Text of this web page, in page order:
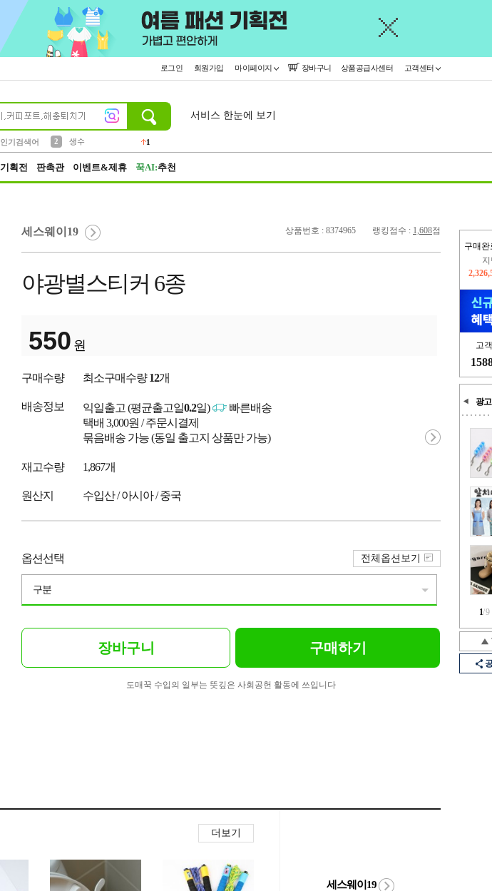
로그인 회원가입 마이페이지 장바구니 상품공급사센터 고객센터
인기검색어
2
생수
1
서비스 한눈에 보기
기획전 판촉관 이벤트&제휴 꾹AI:추천
구매완
고
광고
1/9
상품번호 : 8374965 랭킹점수 : 1,608점
세스웨이19
야광별스티커 6종
550 원
구매수량 최소구매수량12개
배송정보 익일출고 (평균출고일0.2일)
빠른배송
택배 3,000원 / 주문시결제
묶음배송 가능 (동일 출고지 상품만 가능)
재고수량 1,867개
원산지 수입산 / 아시아 / 중국
옵션선택
구분
전체옵션보기
장바구니 구매하기
도매꾹 수입의 일부는 뜻깊은 사회공헌 활동에 쓰입니다
더보기
세스웨이19